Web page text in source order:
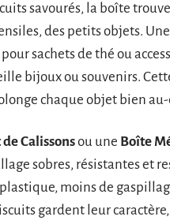
savourés, la boîte
des petits objets. Une
sachets de thé ou
bijoux ou souvenirs.
chaque objet bien
Calissonsou une Boîte
sobres, résistantes et
moins de
gardent leur